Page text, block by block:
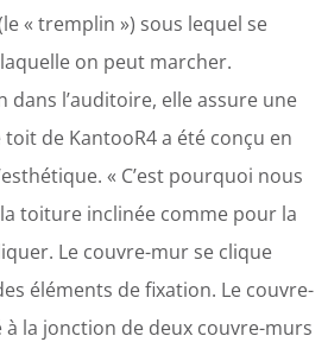
« tremplin ») sous lequel se
on peut marcher.
dans l’auditoire, elle assure une
de KantooR4 a été conçu en
« C’est pourquoi nous
toiture inclinée comme pour la
Le couvre-mur se clique
éléments de fixation. Le couvre-
la jonction de deux couvre-murs